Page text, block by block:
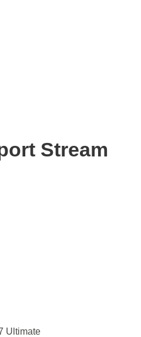
Stream
Ultimate